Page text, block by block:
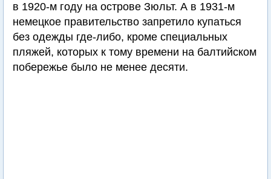
в 1920-м году на острове Зюльт. А в 1931-м
немецкое правительство запретило купаться
без одежды где-либо, кроме специальных
пляжей, которых к тому времени на балтийском
побережье было не менее десяти.